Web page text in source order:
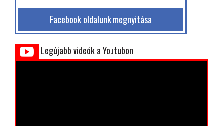
Facebook oldalunk megnyitása
Legújabb videók a Youtubon